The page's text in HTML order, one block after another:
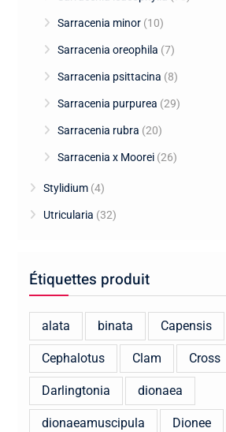
Sarracenia minor (10)
Sarracenia oreophila (7)
Sarracenia psittacina (8)
Sarracenia purpurea (29)
Sarracenia rubra (20)
Sarracenia x Moorei (26)
Stylidium (4)
Utricularia (32)
Étiquettes produit
alata binata Capensis
Cephalotus Clam Cross
Darlingtonia dionaea
dionaeamuscipula Dionee